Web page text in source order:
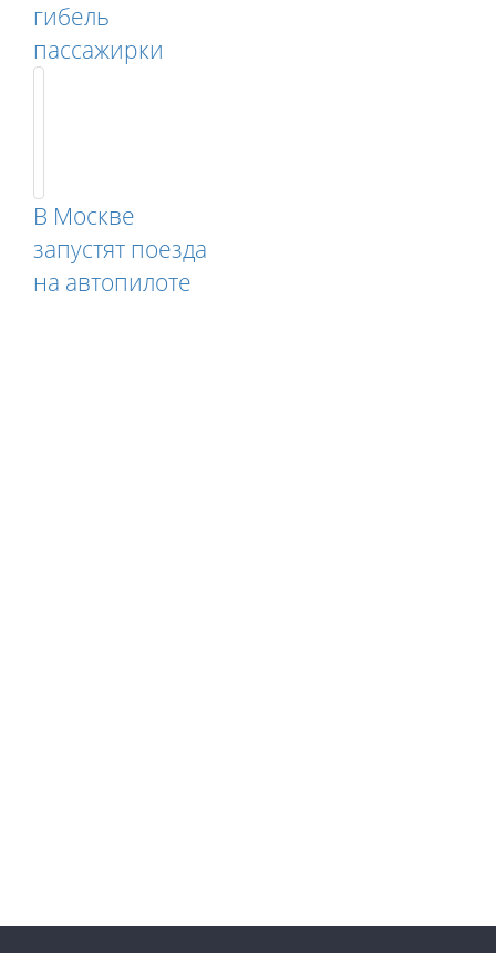
гибель
пассажирки
В Москве
запустят поезда
на автопилоте